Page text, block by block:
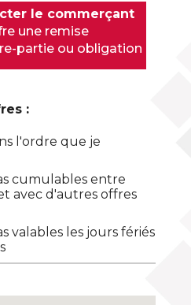
le commerçant
une remise
partie ou obligation
:
l'ordre que je
cumulables entre
avec d'autres offres
valables les jours fériés